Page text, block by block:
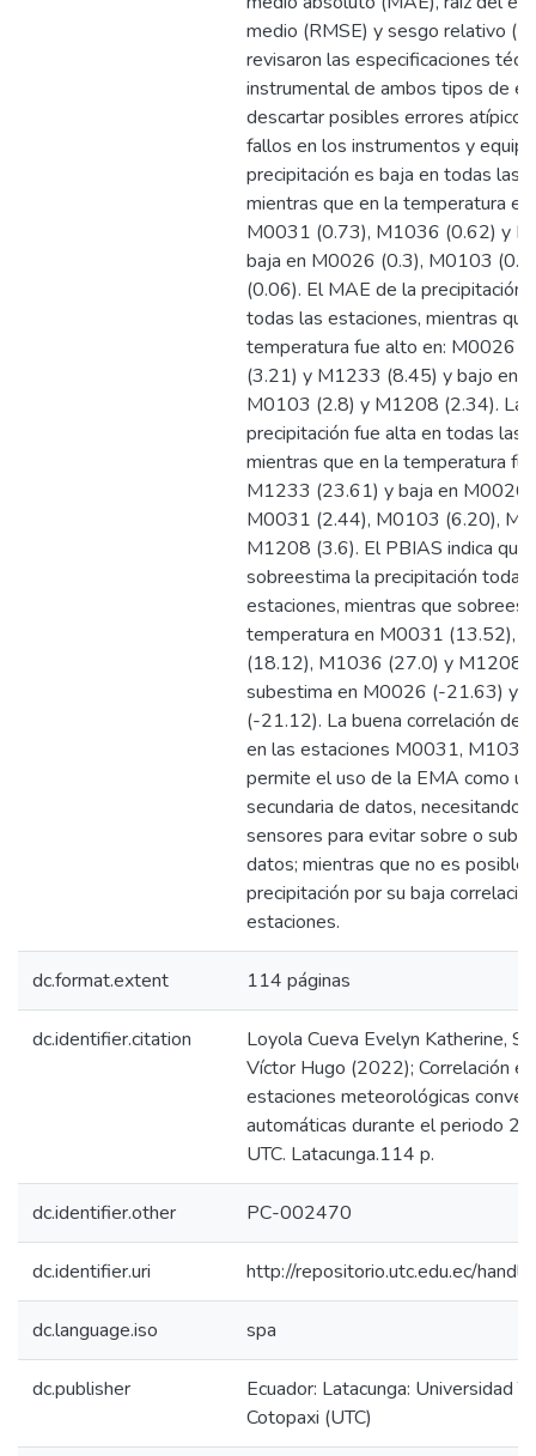
medio (RMSE) y sesgo relativo
revisaron las especificaciones
instrumental de ambos tipos de
descartar posibles errores
fallos en los instrumentos y
precipitación es baja en todas las
mientras que en la temperatura
M0031 (0.73), M1036 (0.62) y
baja en M0026 (0.3), M0103
(0.06). El MAE de la precipitación
todas las estaciones, mientras
temperatura fue alto en: M0026
(3.21) y M1233 (8.45) y bajo en
M0103 (2.8) y M1208 (2.34). La
precipitación fue alta en todas las
mientras que en la temperatura
M1233 (23.61) y baja en M0026
M0031 (2.44), M0103 (6.20),
M1208 (3.6). El PBIAS indica que
sobreestima la precipitación todas
estaciones, mientras que
temperatura en M0031 (13.52),
(18.12), M1036 (27.0) y M1208
subestima en M0026 (-21.63) y
(-21.12). La buena correlación de
en las estaciones M0031,
permite el uso de la EMA como
secundaria de datos, necesitando
sensores para evitar sobre o
datos; mientras que no es posible
precipitación por su baja
estaciones.
dc.format.extent 114 páginas
dc.identifier.citation
Loyola Cueva Evelyn Katherine,
Víctor Hugo (2022); Correlación
estaciones meteorológicas
automáticas durante el periodo
UTC. Latacunga.114 p.
dc.identifier.other PC-002470
dc.identifier.uri http://repositorio.utc.edu.ec/
dc.language.iso spa
dc.publisher
Ecuador: Latacunga: Universidad
Cotopaxi (UTC)